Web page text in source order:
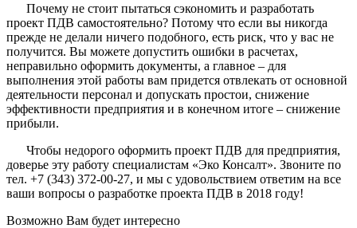
Почему не стоит пытаться сэкономить и разработать
проект ПДВ самостоятельно? Потому что если вы никогда
прежде не делали ничего подобного, есть риск, что у вас не
получится. Вы можете допустить ошибки в расчетах,
неправильно оформить документы, а главное – для
выполнения этой работы вам придется отвлекать от основной
деятельности персонал и допускать простои, снижение
эффективности предприятия и в конечном итоге – снижение
прибыли.
Чтобы недорого оформить проект ПДВ для предприятия,
доверье эту работу специалистам «Эко Консалт». Звоните по
тел. +7 (343) 372-00-27, и мы с удовольствием ответим на все
ваши вопросы о разработке проекта ПДВ в 2018 году!
Возможно Вам будет интересно